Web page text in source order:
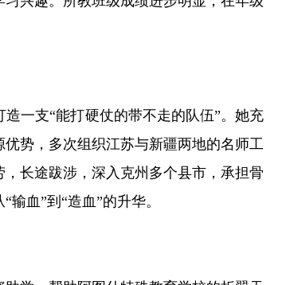
一支“能打硬仗的带不走的队伍”。她充
势，多次组织江苏与新疆两地的名师工
长途跋涉，深入克州多个县市，承担骨
血”到“造血”的升华。